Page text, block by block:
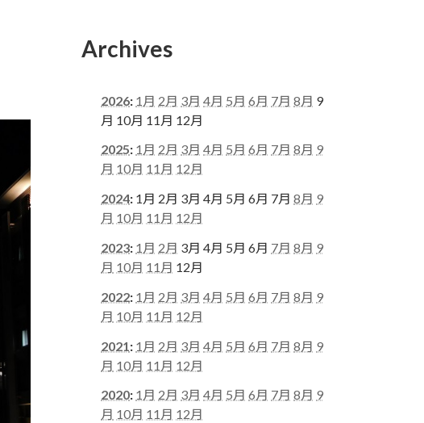
Archives
2026: 1月 2月 3月 4月 5月 6月 7月 8月 9
月 10月 11月 12月
2025: 1月 2月 3月 4月 5月 6月 7月 8月 9
月 10月 11月 12月
2024: 1月 2月 3月 4月 5月 6月 7月 8月 9
月 10月 11月 12月
2023: 1月 2月 3月 4月 5月 6月 7月 8月 9
月 10月 11月 12月
2022: 1月 2月 3月 4月 5月 6月 7月 8月 9
月 10月 11月 12月
2021 : 1月 2月 3月 4月 5月 6月 7月 8月 9
月 10月 11月 12月
2020: 1月 2月 3月 4月 5月 6月 7月 8月 9
月 10月 11月 12月